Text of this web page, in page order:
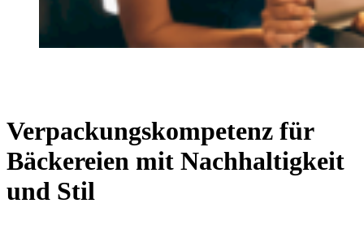
Verpackungskompetenz für
Bäckereien mit Nachhaltigkeit
und Stil